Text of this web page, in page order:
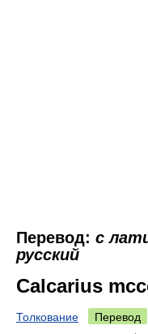
Перевод: с
русский
Calcarius
Толкование Перевод